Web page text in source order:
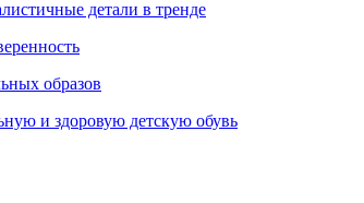
детали в тренде
образов
и здоровую детскую обувь